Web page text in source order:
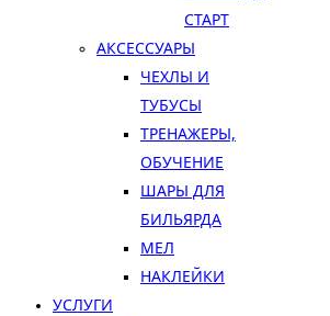
СТАРТ
АКСЕССУАРЫ
ЧЕХЛЫ И
ТУБУСЫ
ТРЕНАЖЕРЫ,
ОБУЧЕНИЕ
ШАРЫ ДЛЯ
БИЛЬЯРДА
МЕЛ
НАКЛЕЙКИ
УСЛУГИ